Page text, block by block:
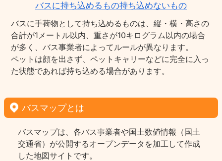
バスに持ち込めるもの持ち込めないもの
バスに手荷物として持ち込めるものは、縦・横・高さの
合計が1メートル以内、重さが10キログラム以内の場合
が多く、バス事業者によってルールが異なります。
ペットは顔を出さず、ペットキャリーなどに完全に入っ
た状態であれば持ち込める場合があります。
バスマップとは
バスマップは、各バス事業者や国土数値情報（国土
交通省）が公開するオープンデータを加工して作成
した地図サイトです。